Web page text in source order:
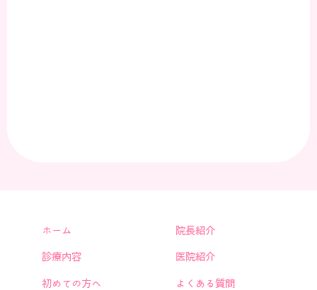
ホーム 院長紹介
診療内容 医院紹介
初めての方へ よくある質問